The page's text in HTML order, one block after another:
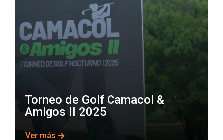
Torneo de Golf Camacol &
Amigos II 2025
Ver más